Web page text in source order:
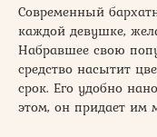
Современный
каждой девушке,
Набравшее свою
средство насытит
срок. Его удобно
этом, он придает